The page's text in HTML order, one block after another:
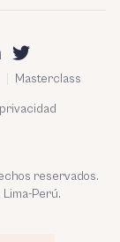
Masterclass
reservados.
Perú.